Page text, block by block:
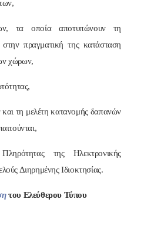
τα οποία αποτυπώνουν τη
στην πραγματική της κατάσταση
χώρων,
και τη μελέτη κατανομής δαπανών
της Ηλεκτρονικής
Διηρημένης Ιδιοκτησίας.
του Ελεύθερου Τύπου